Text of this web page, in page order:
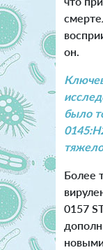
он.
было
Более
0157